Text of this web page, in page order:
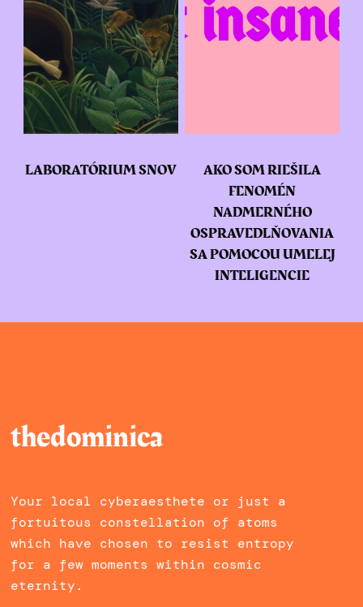
LABORATÓRIUM SNOV
AKO SOM RIEŠILA
FENOMÉN
NADMERNÉHO
OSPRAVEDLŇOVANIA
SA POMOCOU UMELEJ
INTELIGENCIE
thedominica
Your local cyberaesthete or just a
fortuitous constellation of atoms
which have chosen to resist entropy
for a few moments within cosmic
eternity.